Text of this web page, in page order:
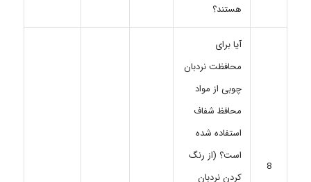
هستند؟
8
آیا برای
محافظت نردبان
چوبی از مواد
محافظ شفاف
استفاده شده
است؟ (از رنگ
کردن نردبان